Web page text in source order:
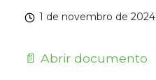
1 de novembro de 2024
📄 Abrir documento